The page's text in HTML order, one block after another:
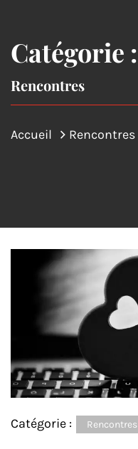
Catégorie :
Rencontres
Accueil Rencontres
Catégorie : Rencontres